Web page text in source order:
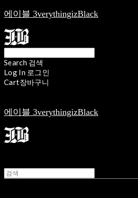
에이블 3verythingizBlack
Search 검색
Log In 로그인
Cart장바구니
에이블 3verythingizBlack